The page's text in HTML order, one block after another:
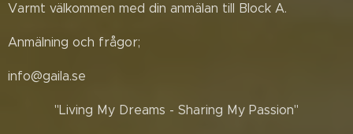
Varmt välkommen med din anmälan till Block A.
Anmälning och frågor;
info@gaila.se
"Living My Dreams - Sharing My Passion"